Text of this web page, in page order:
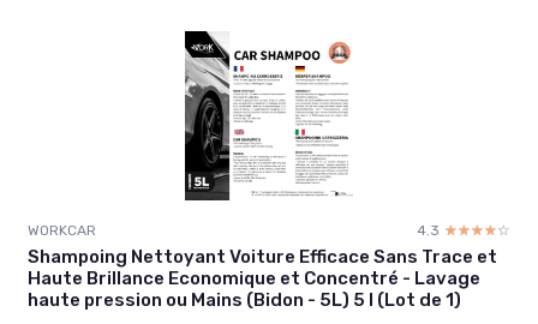
WORKCAR 4.3 ☆☆☆☆☆
★★★★★
Shampoing Nettoyant Voiture Efficace Sans Trace et
Haute Brillance Economique et Concentré - Lavage
haute pression ou Mains (Bidon - 5L) 5 l (Lot de 1)